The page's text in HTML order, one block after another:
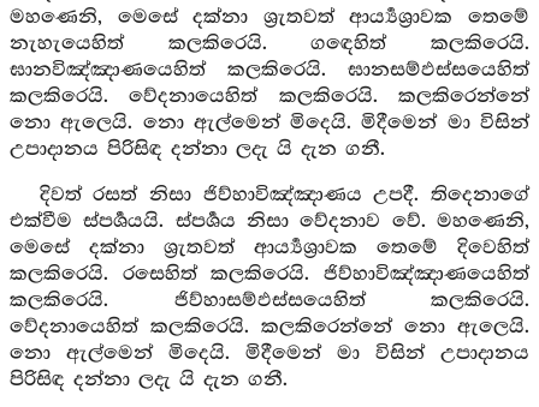
මහණෙනි, මෙසේ දක්නා ශ්‍රැතවත් ආර්‍ය්‍යශ්‍රාවක තෙමේ
නැහැයෙහිත් කලකිරෙයි. ගඳෙහිත් කලකිරෙයි.
ඝානවිඤ්ඤාණයෙහිත් කලකිරෙයි. ඝානසම්ඵස්සයෙහිත්
කලකිරෙයි. වේදනායෙහිත් කලකිරෙයි. කලකිරෙන්නේ
නො ඇලෙයි. නො ඇල්මෙන් මිදෙයි. මිදීමෙන් මා විසින්
උපාදානය පිරිසිඳ දන්නා ලදැ යි දැන ගනී.
දිවත් රසත් නිසා ජිව්හාවිඤ්ඤාණය උපදී. තිදෙනාගේ
එක්වීම ස්පර්‍ශයයි. ස්පර්‍ශය නිසා වේදනාව වේ. මහණෙනි,
මෙසේ දක්නා ශ්‍රැතවත් ආර්‍ය්‍යශ්‍රාවක තෙමේ දිවෙහිත්
කලකිරෙයි. රසෙහිත් කලකිරෙයි. ජිව්හාවිඤ්ඤාණයෙහිත්
කලකිරෙයි. ජිව්හාසම්ඵස්සයෙහිත් කලකිරෙයි.
වේදනායෙහිත් කලකිරෙයි. කලකිරෙන්නේ නො ඇලෙයි.
නො ඇල්මෙන් මිදෙයි. මිදීමෙන් මා විසින් උපාදානය
පිරිසිඳ දන්නා ලදැ යි දැන ගනී.